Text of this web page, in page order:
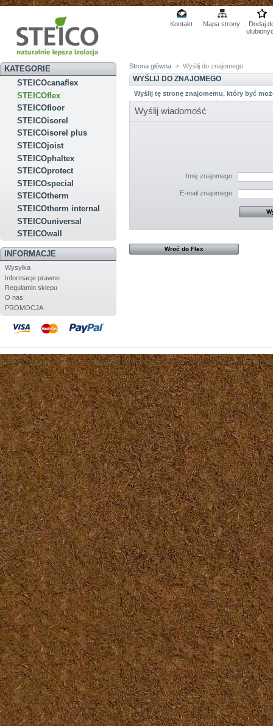
Kontakt Mapa strony
Dodaj
KATEGORIE
STEICOcanaflex
STEICOflex
STEICOfloor
STEICOisorel
STEICOisorel plus
STEICOjoist
STEICOphaltex
STEICOprotect
STEICOspecial
STEICOtherm
STEICOtherm internal
STEICOuniversal
STEICOwall
INFORMACJE
Wysyłka
Informacje prawne
Regulamin sklepu
O nas
PROMOCJA
Strona główna > Wyślij do znajomego
WYŚLIJ DO ZNAJOMEGO
Wyślij tę stronę znajomemu, który być
Wyślij wiadomość
Imię znajomego
E-mail znajomego
Wroć do Flex